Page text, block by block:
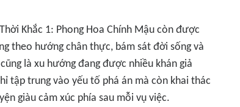
Khắc 1: Phong Hoa Chính Mậu còn được
theo hướng chân thực, bám sát đời sống và
là xu hướng đang được nhiều khán giả
tập trung vào yếu tố phá án mà còn khai thác
giàu cảm xúc phía sau mỗi vụ việc.